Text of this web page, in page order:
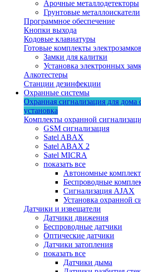
Арочные металлодетекторы
Грунтовые металлоискатели
Программное обеспечение
Кнопки выхода
Кодовые клавиатуры
Готовые комплекты
Замки для калитки
Установка электронных
Алкотестеры
Станции дезинфекции
Охранные системы
Охранная сигнализация для дома
установка
Комплекты охранной
GSM сигнализация
Satel ABAX
Satel ABAX 2
Satel MICRA
показать все
Автономные
Беспроводные
Сигнализация AJAX
Установка охранной
Датчики и извещатели
Датчики движения
Беспроводные датчики
Оптические датчики
Датчики затопления
показать все
Датчики дыма